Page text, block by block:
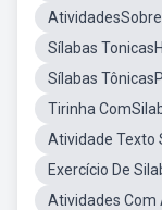
Sílabas
Sílabas
Tirinha
Atividade Texto
Exercício De
Atividades Com